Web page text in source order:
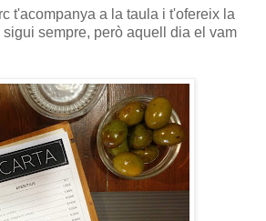
t'acompanya a la taula i t'ofereix la
sempre, però aquell dia el vam